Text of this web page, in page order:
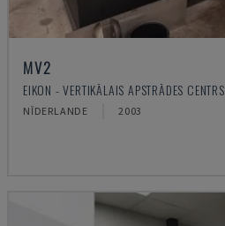
MV2
EIKON - VERTIKĀLAIS APSTRĀDES CENTRS
NĪDERLANDE 2003